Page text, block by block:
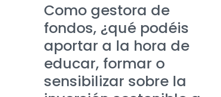
Como gestora de
fondos, ¿qué podéis
aportar a la hora de
educar, formar o
sensibilizar sobre la